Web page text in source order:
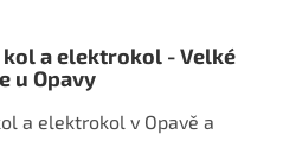
a elektrokol - Velké
u Opavy
a elektrokol v Opavě a